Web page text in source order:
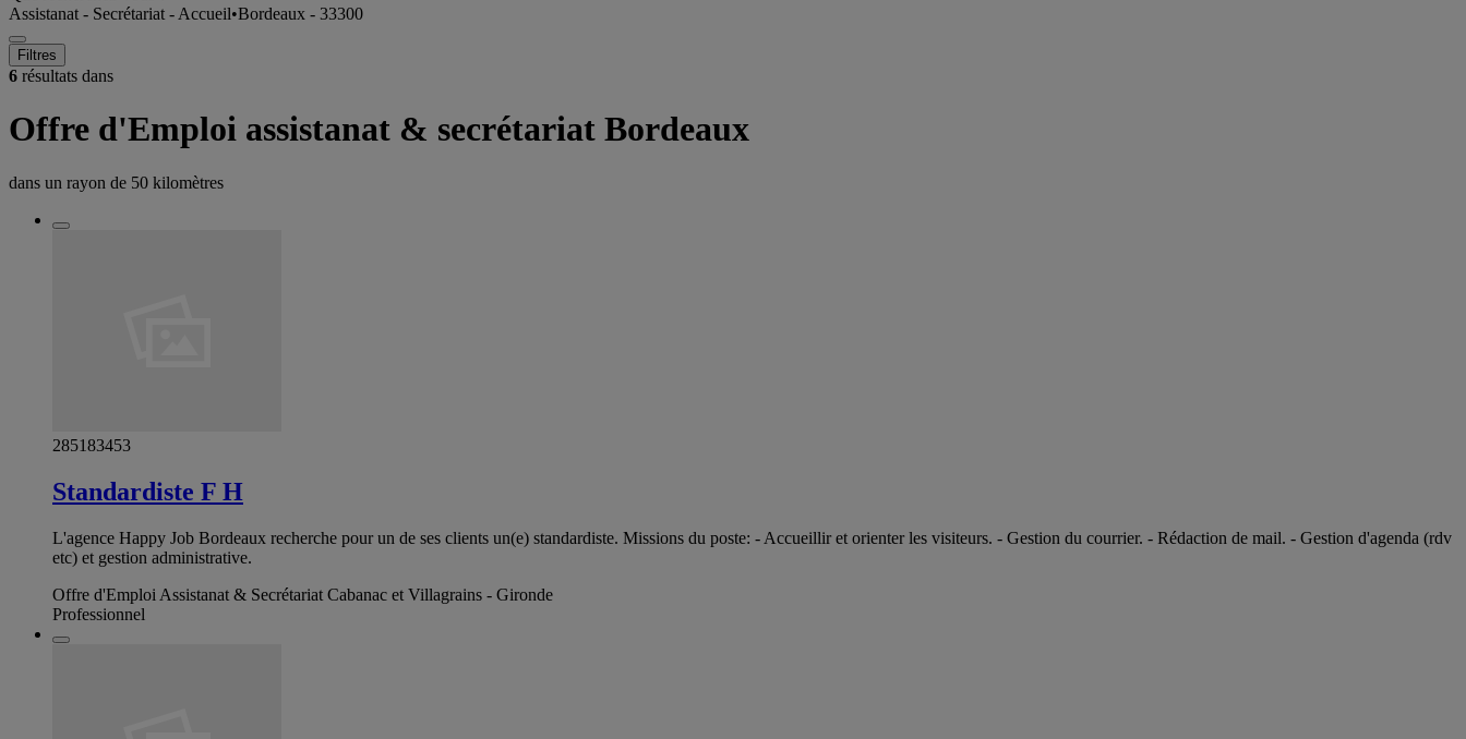
Assistanat - Secrétariat - Accueil•Bordeaux - 33300
Filtres
6 résultats dans
Offre d'Emploi assistanat & secrétariat Bordeaux
dans un rayon de 50 kilomètres
285183453
Standardiste F H
L'agence Happy Job Bordeaux recherche pour un de ses clients un(e) standardiste. Missions du poste: - Accueillir et orienter les visiteurs. - Gestion du courrier. - Rédaction de mail. - Gestion d'agenda (rdv
etc) et gestion administrative.
Offre d'Emploi Assistanat & Secrétariat Cabanac et Villagrains - Gironde
Professionnel